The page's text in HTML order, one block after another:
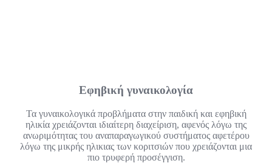
Εφηβική γυναικολογία
Τα γυναικολογικά προβλήματα στην παιδική και εφηβική
ηλικία χρειάζονται ιδιαίτερη διαχείριση, αφενός λόγω της
ανωριμότητας του αναπαραγωγικού συστήματος αφετέρου
λόγω της μικρής ηλικιας των κοριτσιών που χρειάζονται μια
πιο τρυφερή προσέγγιση.